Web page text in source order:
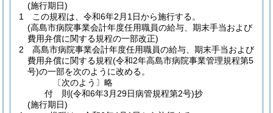
(施行期日)
1
この規程は、令和6年2月1日から施行する。
(高島市病院事業会計年度任用職員の給与、期末手当および
費用弁償に関する規程の一部改正)
2
高島市病院事業会計年度任用職員の給与、期末手当および
費用弁償に関する規程(令和2年高島市病院事業管理規程第5
号)の一部を次のように改める。
〔次のよう〕略
付 則(令和6年3月29日病管規程第2号)抄
(施行期日)